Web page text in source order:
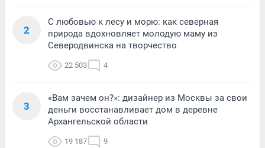
2
С любовью к лесу и морю: как северная
природа вдохновляет молодую маму из
Северодвинска на творчество
22 503 4
3
«Вам зачем он?»: дизайнер из Москвы за свои
деньги восстанавливает дом в деревне
Архангельской области
19 187 9